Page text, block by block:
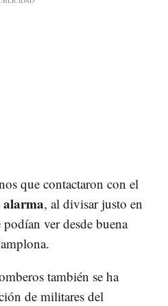
que contactaron con el
alarma, al divisar justo en
ver desde buena
también se ha
de militares del